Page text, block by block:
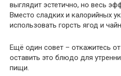
выглядит эстетично, но весь
Вместо сладких и калорийных
использовать горсть ягод и
Ещё один совет – откажитесь
оставить это блюдо для
пищи.